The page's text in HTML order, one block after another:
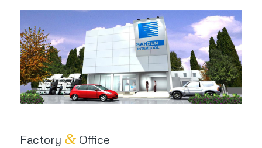
Factory &Office